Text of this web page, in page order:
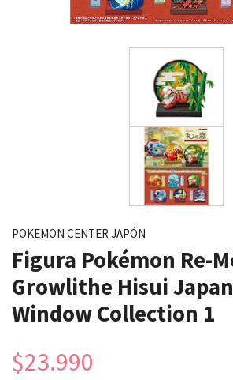
POKEMON CENTER JAPÓN
Figura Pokémon Re-
Growlithe Hisui
Window Collection 1
$23.990